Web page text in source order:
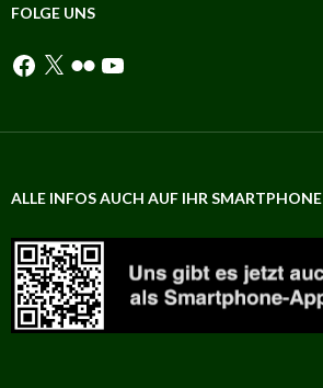
Abteilungen
FOLGE UNS
Facebook
X FlickrYouTube
ALLE INFOS AUCH AUF IHR SMARTPHONE